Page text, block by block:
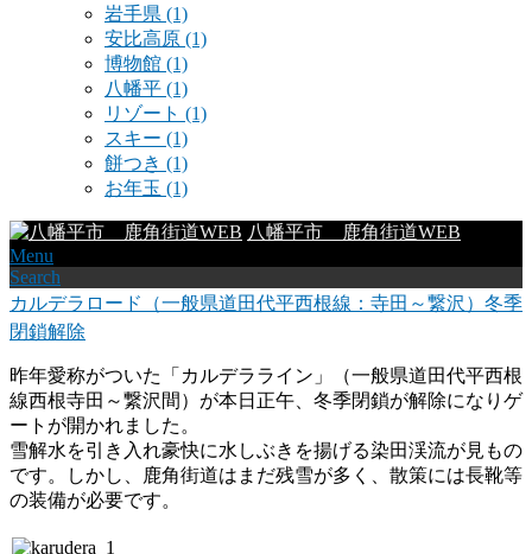
岩手県 (1)
安比高原 (1)
博物館 (1)
八幡平 (1)
リゾート (1)
スキー (1)
餅つき (1)
お年玉 (1)
八幡平市 鹿角街道WEB
Menu
Search
カルデラロード（一般県道田代平西根線：寺田～繋沢）冬季
閉鎖解除
昨年愛称がついた「カルデラライン」（一般県道田代平西根
線西根寺田～繋沢間）が本日正午、冬季閉鎖が解除になりゲ
ートが開かれました。
雪解水を引き入れ豪快に水しぶきを揚げる染田渓流が見もの
です。しかし、鹿角街道はまだ残雪が多く、散策には長靴等
の装備が必要です。